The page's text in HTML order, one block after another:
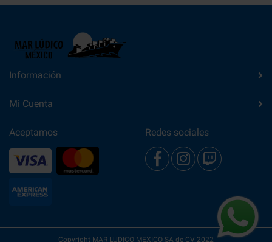
Información
Mi Cuenta
Aceptamos Redes sociales
Copyright MAR LUDICO MEXICO SA de CV 2022